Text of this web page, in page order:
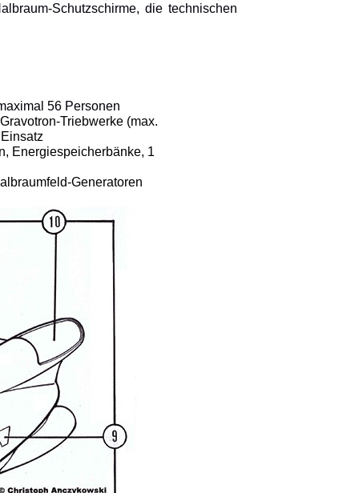
Schutzschirme, die technischen
56 Personen
Triebwerke (max.
Energiespeicherbänke, 1
Generatoren